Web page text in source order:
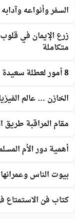
السفر وأنواعه وآدابه
زرع الإيمان في
متكاملة
8 أمور لعطلة سعيدة
الخازن … عالم
مقام المراقبة
أهمية دور الأم
بيوت الناس
كتاب فن الاستمتاع